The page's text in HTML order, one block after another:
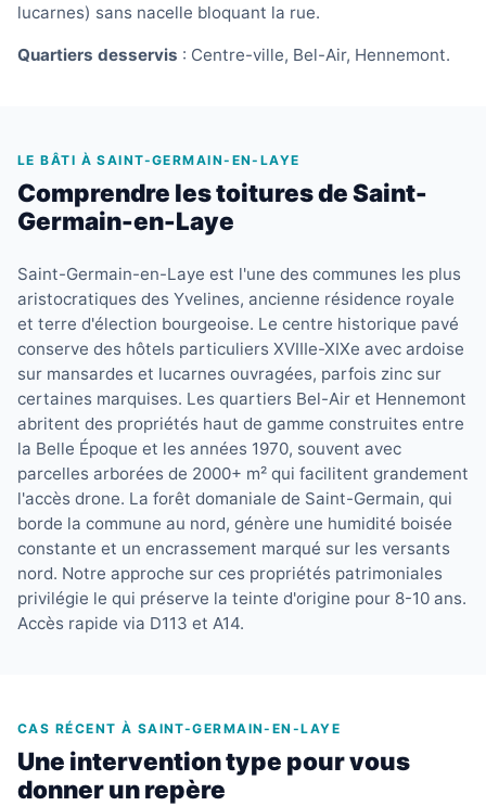
lucarnes) sans nacelle bloquant la rue.
Quartiers desservis : Centre-ville, Bel-Air, Hennemont.
LE BÂTI À SAINT-GERMAIN-EN-LAYE
Comprendre les toitures de Saint-
Germain-en-Laye
Saint-Germain-en-Laye est l'une des communes les plus
aristocratiques des Yvelines, ancienne résidence royale
et terre d'élection bourgeoise. Le centre historique pavé
conserve des hôtels particuliers XVIIIe-XIXe avec ardoise
sur mansardes et lucarnes ouvragées, parfois zinc sur
certaines marquises. Les quartiers Bel-Air et Hennemont
abritent des propriétés haut de gamme construites entre
la Belle Époque et les années 1970, souvent avec
parcelles arborées de 2000+ m² qui facilitent grandement
l'accès drone. La forêt domaniale de Saint-Germain, qui
borde la commune au nord, génère une humidité boisée
constante et un encrassement marqué sur les versants
nord. Notre approche sur ces propriétés patrimoniales
privilégie le qui préserve la teinte d'origine pour 8-10 ans.
Accès rapide via D113 et A14.
CAS RÉCENT À SAINT-GERMAIN-EN-LAYE
Une intervention type pour vous
donner un repère